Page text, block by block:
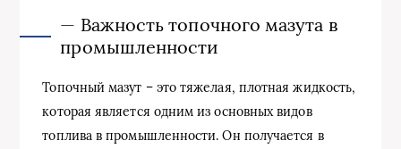
— Важность топочного мазута в
промышленности
Топочный мазут – это тяжелая, плотная жидкость,
которая является одним из основных видов
топлива в промышленности. Он получается в